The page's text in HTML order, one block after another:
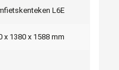
L6E
x 1380 x 1588 mm